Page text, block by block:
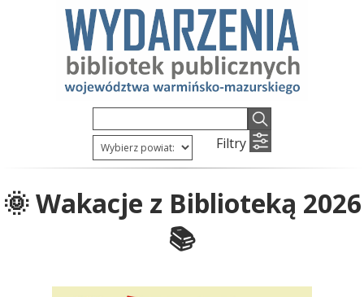
Filtry
🌞 Wakacje z Biblioteką 2026
📚